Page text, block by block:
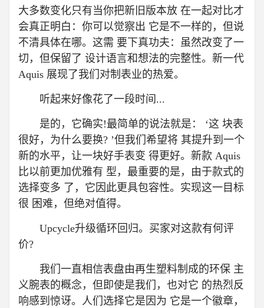
大多数变化只有当你把新旧版本放 在一起对比才
会真正明白：你可以觉察出 它是不一样的，但说
不清具体在哪。这需 要下真功夫：虽然改变了一
切，但保留了 设计语言和想法的完整性。新一代
Aquis 展现了我们对制表业的热爱。
听起来好像花了一段时间...
是的，它确实!最简单的说法就是： ‘这 块表
很好，为什么要换? ’但我们希望将 其提升到一个
新的水平，让一块好手表变 得更好。新款 Aquis
比以前更加优雅有 型，最重要的是，由于款式的
选择变多 了，它因此更具包容性。实现这一目标
很 困难，但绝对值得。
Upcycle升级循环回归。买家对这款有何评
价?
我们一直相信表盘由再生塑料制成的环保 主
义腕表的概念，但即使是我们，也对它 的热烈反
响感到惊讶。人们选择它是因为 它是一个徽章，